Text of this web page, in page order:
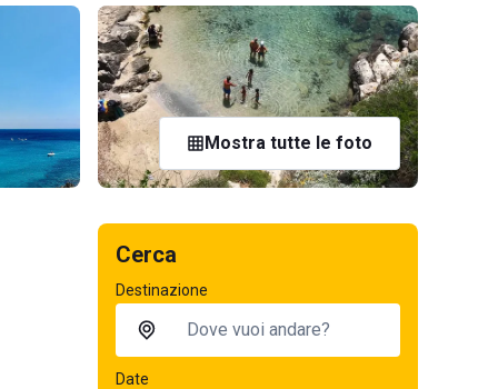
Mostra tutte le foto
Cerca
Destinazione
Date